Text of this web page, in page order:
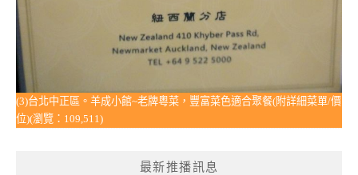
(3)台北中正區。羊成小館~老牌粵菜，豐富菜色適合聚餐(附詳細菜單/價
位)(瀏覽：109,511)
最新推播訊息